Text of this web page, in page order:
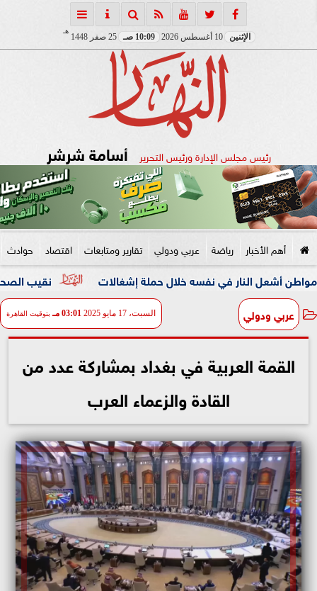
الإثنين 10 أغسطس 2026 10:09 صـ 25 صفر 1448
هـ
رئيس مجلس الإدارة ورئيس التحرير أسامة شرشر
أهم الأخبار رياضة عربي ودولي تقارير ومتابعات اقتصاد حوادث
نقيب الصحفيين في نفسه خلال حملة إشغالات
عربي ودولي السبت، 17 مايو 2025 03:01 مـ بتوقيت القاهرة
القمة العربية في بغداد بمشاركة عدد من
القادة والزعماء العرب